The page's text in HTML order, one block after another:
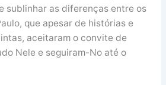
sublinhar as diferenças entre os
que apesar de histórias e
aceitaram o convite de
Nele e seguiram-No até o